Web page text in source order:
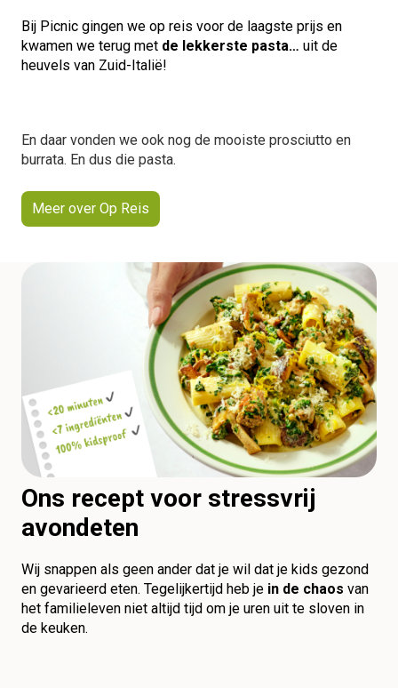
Bij Picnic gingen we op reis voor de laagste prijs en
kwamen we terug met de lekkerste pasta… uit de
heuvels van Zuid-Italië!
En daar vonden we ook nog de mooiste prosciutto en
burrata. En dus die pasta.
Meer over Op Reis
Ons recept voor stressvrij
avondeten
Wij snappen als geen ander dat je wil dat je kids gezond
en gevarieerd eten. Tegelijkertijd heb je in de chaos van
het familieleven niet altijd tijd om je uren uit te sloven in
de keuken.